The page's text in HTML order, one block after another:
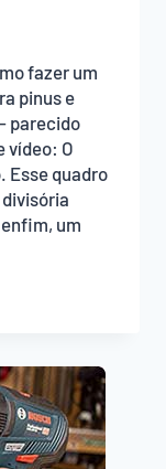
fazer um
pinus e
parecido
vídeo: O
Esse quadro
um